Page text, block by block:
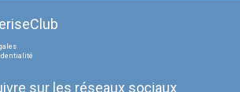
sur les réseaux sociaux